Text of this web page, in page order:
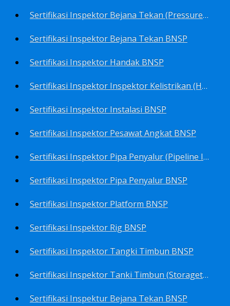
Sertifikasi Inspektor Bejana Tekan (Pressure Vessel Inspector) BNSP
Sertifikasi Inspektor Bejana Tekan BNSP
Sertifikasi Inspektor Handak BNSP
Sertifikasi Inspektor Inspektor Kelistrikan (Harga Khusus) BNSP
Sertifikasi Inspektor Instalasi BNSP
Sertifikasi Inspektor Pesawat Angkat BNSP
Sertifikasi Inspektor Pipa Penyalur (Pipeline Inspector) BNSP
Sertifikasi Inspektor Pipa Penyalur BNSP
Sertifikasi Inspektor Platform BNSP
Sertifikasi Inspektor Rig BNSP
Sertifikasi Inspektor Tangki Timbun BNSP
Sertifikasi Inspektor Tanki Timbun (Storagetank Inspector) BNSP
Sertifikasi Inspektur Bejana Tekan BNSP